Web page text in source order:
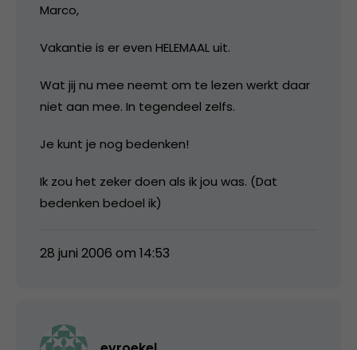
Marco,
Vakantie is er even HELEMAAL uit.
Wat jij nu mee neemt om te lezen werkt daar
niet aan mee. In tegendeel zelfs.
Je kunt je nog bedenken!
Ik zou het zeker doen als ik jou was. (Dat
bedenken bedoel ik)
28 juni 2006 om 14:53